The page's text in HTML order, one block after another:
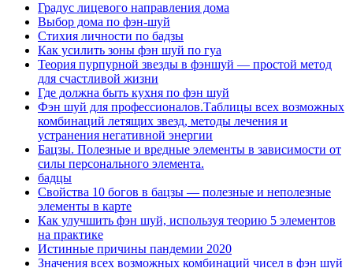
Градус лицевого направления дома
Выбор дома по фэн-шуй
Стихия личности по бадзы
Как усилить зоны фэн шуй по гуа
Теория пурпурной звезды в фэншуй — простой метод
для счастливой жизни
Где должна быть кухня по фэн шуй
Фэн шуй для профессионалов.Таблицы всех возможных
комбинаций летящих звезд, методы лечения и
устранения негативной энергии
Бацзы. Полезные и вредные элементы в зависимости от
силы персонального элемента.
бадцы
Свойства 10 богов в бацзы — полезные и неполезные
элементы в карте
Как улучшить фэн шуй, используя теорию 5 элементов
на практике
Истинные причины пандемии 2020
Значения всех возможных комбинаций чисел в фэн шуй